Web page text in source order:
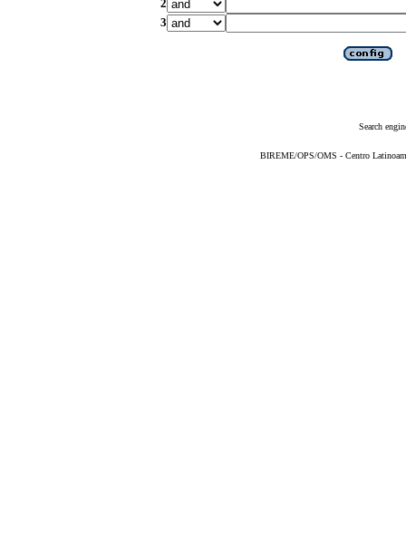
2
3
Search
BIREME/OPS/OMS - Centro